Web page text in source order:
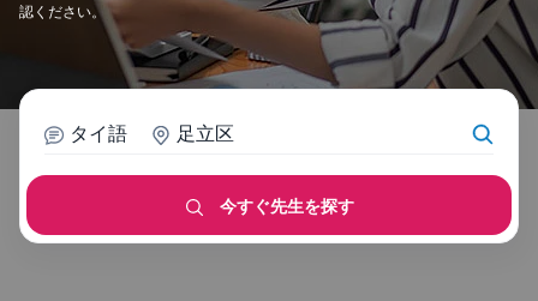
認ください。
タイ語 足立区
今すぐ先生を探す